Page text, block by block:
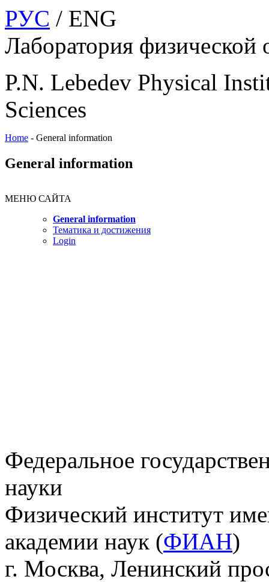
РУС / ENG
Лаборатория физической
P.N. Lebedev Physical
Sciences
Home - General information
General information
МЕНЮ САЙТА
General information
Тематика и достижения
Login
Федеральное
науки
Физический институт
академии наук (ФИАН)
г. Москва, Ленинский